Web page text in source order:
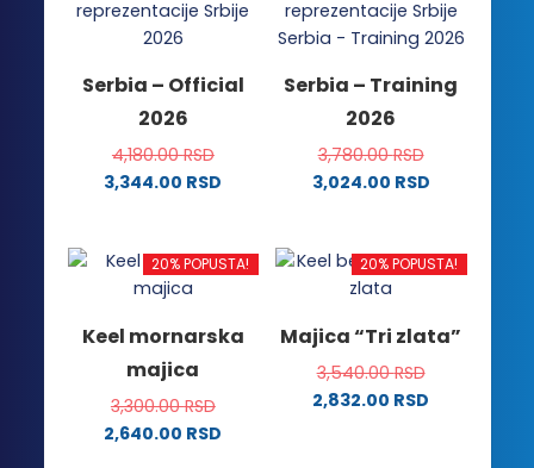
varijanti.
Opcije
biti
izabrane
na
stranici
Opcije
mogu
izabrane
na
stranici
proizvoda.
Serbia – Official
2026
4,180.00RSD
3,344.00 RSD
ima
više
Opcije
mogu
biti
izabrane
Serbia – Training
2026
3,780.00RSD
3,024.00 RSD
ima
više
Opcije
mogu
biti
20% POPUSTA!
Keel mornarska
majica
3,300.00RSD
2,640.00 RSD
20% POPUSTA!
Majica “Tri zlata”
3,540.00RSD
2,832.00 RSD